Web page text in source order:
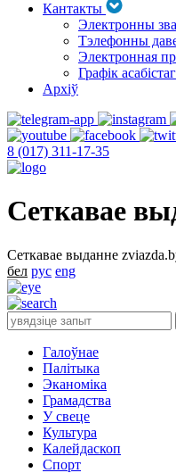
Кантакты
Электронны
Тэлефонны
Электронная
Графік
Архіў
8 (017) 311-17-35
Сеткавае
Сеткавае выданне
бел рус eng
Галоўнае
Палітыка
Эканоміка
Грамадства
У свеце
Культура
Калейдаскоп
Спорт